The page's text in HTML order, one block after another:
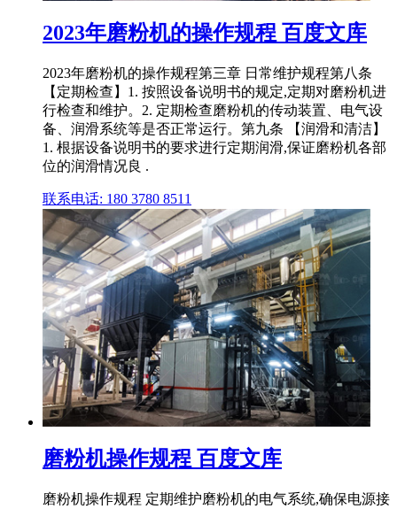
2023年磨粉机的操作规程 百度文库
2023年磨粉机的操作规程第三章 日常维护规程第八条
【定期检查】1. 按照设备说明书的规定,定期对磨粉机进
行检查和维护。2. 定期检查磨粉机的传动装置、电气设
备、润滑系统等是否正常运行。第九条 【润滑和清洁】
1. 根据设备说明书的要求进行定期润滑,保证磨粉机各部
位的润滑情况良 .
联系电话: 180 3780 8511
磨粉机操作规程 百度文库
磨粉机操作规程 定期维护磨粉机的电气系统,确保电源接